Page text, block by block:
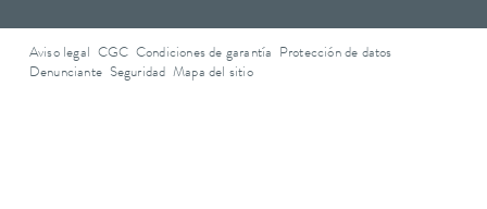
Aviso legal CGC Condiciones de garantía
Protección de datos
Denunciante Seguridad Mapa del sitio